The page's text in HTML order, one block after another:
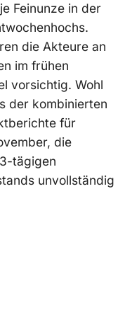
Feinunze in der
die Akteure an
im frühen
vorsichtig. Wohl
der kombinierten
für
die
tägigen
unvollständig